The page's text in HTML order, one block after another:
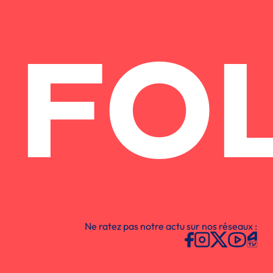
Ne ratez pas notre actu sur nos réseaux :